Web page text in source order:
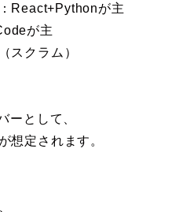
React+Pythonが主
が主
スクラム）
ーとして、
想定されます。